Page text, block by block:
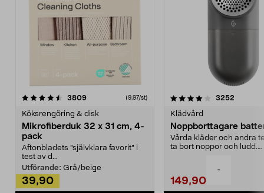
-
3809recensioner (9,97/st)
Köksrengöring & disk
Mikrofiberduk 32 x 31 cm, 4-
pack
Aftonbladets "självklara favorit” i
test av d...
Utförande: Grå/beige
39,90
4.0av 5 stjärnor 3252
Klädvård
Noppborttagare
Vårda kläder och andra
ta bort noppor och ludd.
149,90
4.5av 5 stjärnor